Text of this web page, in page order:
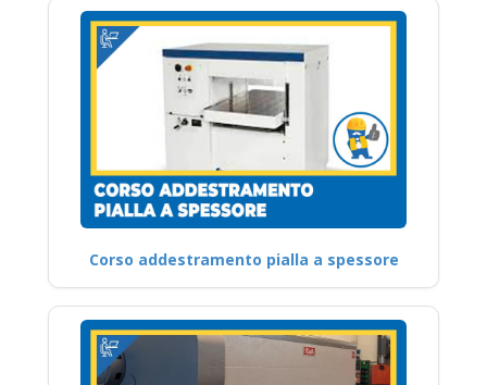
Corso addestramento pialla a spessore